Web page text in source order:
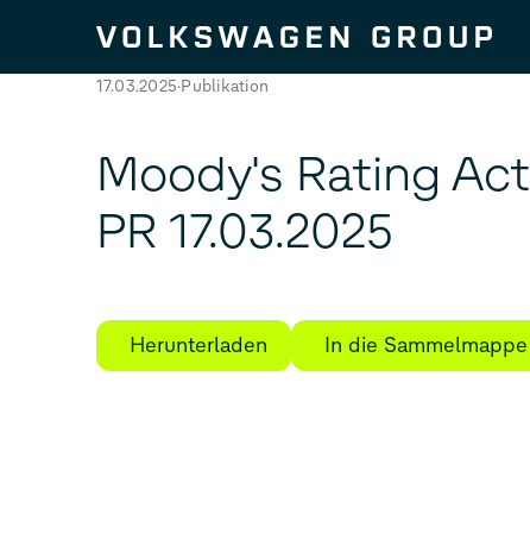
17.03.2025 Publikation
Moody's Rating
PR 17.03.2025
Herunterladen In die Sammelmappe